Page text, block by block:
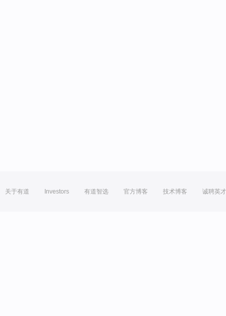
关于有道 Investors 有道智选 官方博客 技术博客 诚聘英才